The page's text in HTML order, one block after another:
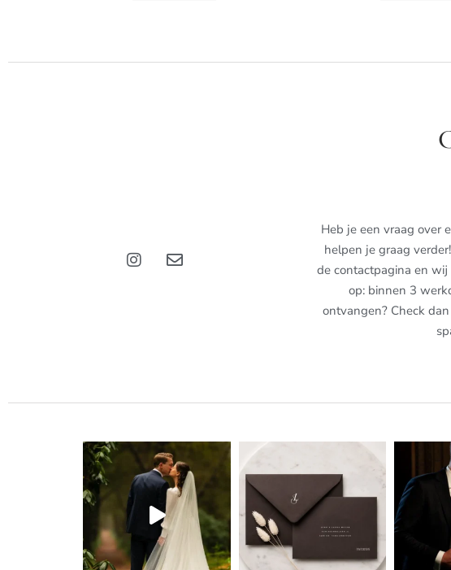
Heb je een vraag over
helpen je graag
de contactpagina en
op: binnen 3
ontvangen? Check